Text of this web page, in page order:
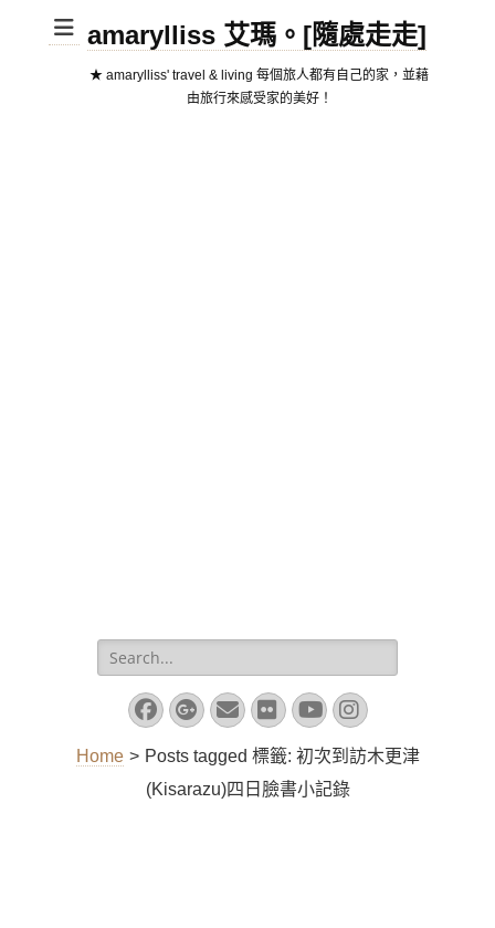
amarylliss 艾瑪。[隨處走走]
★ amarylliss' travel & living 每個旅人都有自己的家，並藉
由旅行來感受家的美好！
Search
for:
Facebook
Googleplus
EmailFlickrYouTube
Instagram
Home > Posts tagged 標籤: 初次到訪木更津
(Kisarazu)四日臉書小記錄